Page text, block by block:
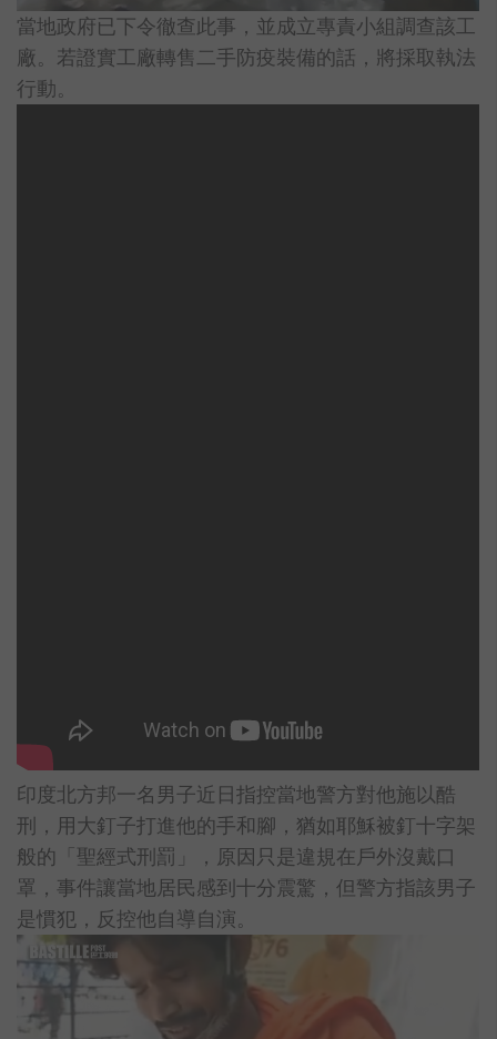
當地政府已下令徹查此事，並成立專責小組調查該工
廠。若證實工廠轉售二手防疫裝備的話，將採取執法
行動。
印度北方邦一名男子近日指控當地警方對他施以酷
刑，用大釘子打進他的手和腳，猶如耶穌被釘十字架
般的「聖經式刑罰」，原因只是違規在戶外沒戴口
罩，事件讓當地居民感到十分震驚，但警方指該男子
是慣犯，反控他自導自演。